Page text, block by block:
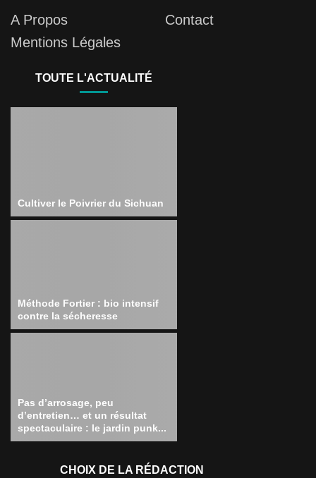
A Propos
Contact
Mentions Légales
TOUTE L'ACTUALITÉ
Cultiver le Poivrier du Sichuan
Méthode Fortier : bio intensif
contre la sécheresse
Pas d’arrosage, peu
d’entretien… et un résultat
spectaculaire : le jardin punk...
CHOIX DE LA RÉDACTION